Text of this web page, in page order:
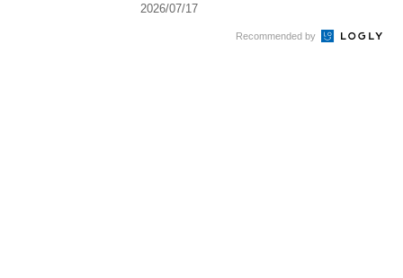
2026/07/17
Recommended by